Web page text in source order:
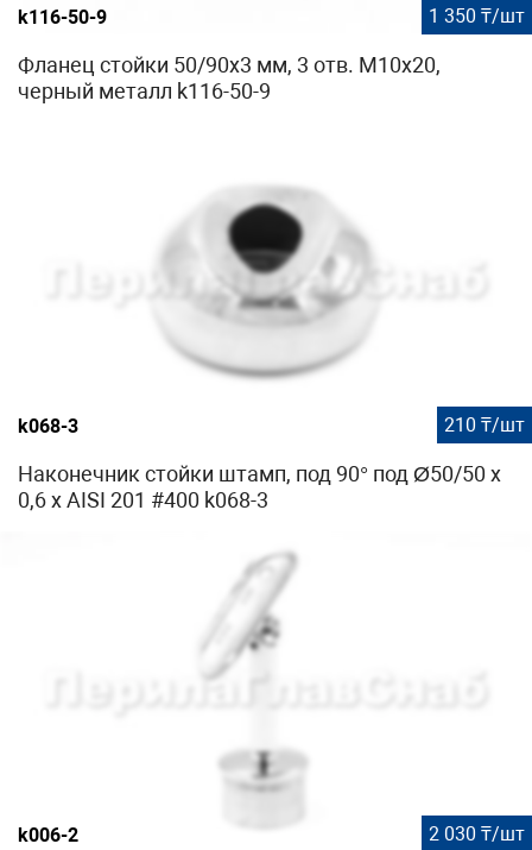
k116-50-9 1 350 ₸/шт
Фланец стойки 50/90х3 мм, 3 отв. М10х20,
черный металл k116-50-9
k068-3 210 ₸/шт
Наконечник стойки штамп, под 90° под Ø50/50 х
0,6 х AISI 201 #400 k068-3
k006-2 2 030 ₸/шт